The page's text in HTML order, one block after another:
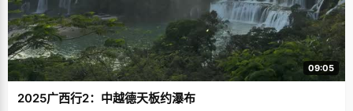
09:05
2025广西行2：中越德天板约瀑布